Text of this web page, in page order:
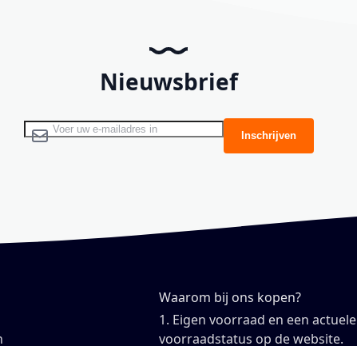
Nieuwsbrief
Abonneer u op onze nieuwsbrief Inschrijven
Waarom bij ons kopen?
1. Eigen voorraad en een actuele
voorraadstatus op de website.